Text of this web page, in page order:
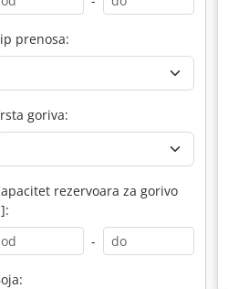
prenosa:
goriva:
rezervoara za gorivo
-